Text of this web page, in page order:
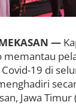
—
memantau
19 di
Jawa Timur